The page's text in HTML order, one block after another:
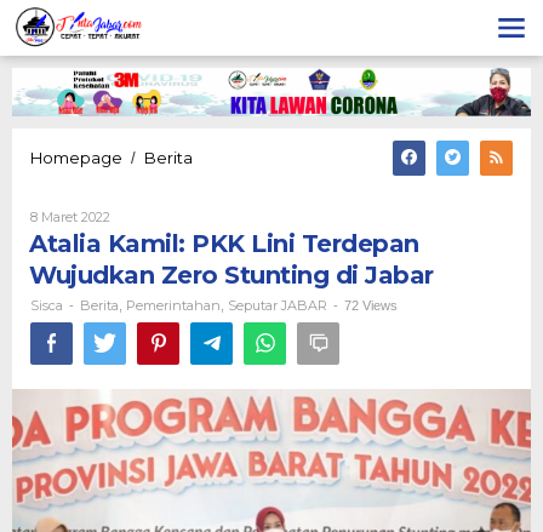
Lewati
ke
konten
Homepage / Berita
Terdepan
Wujudkan
Zero
Stunting
di
Jabar
8 Maret 2022
Atalia Kamil: PKK Lini Terdepan
Wujudkan Zero Stunting di Jabar
Sisca - Berita Pemerintahan Seputar JABAR - 72 Views